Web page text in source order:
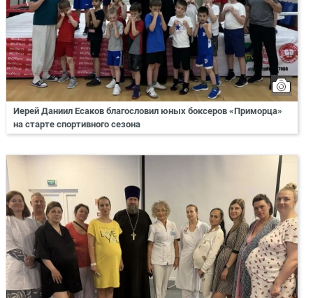
Иерей Даниил Есаков благословил юных боксеров «Приморца»
на старте спортивного сезона